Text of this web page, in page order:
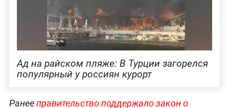
Ад на райском пляже: В Турции загорелся
популярный у россиян курорт
Ранееправительство поддержало закон о